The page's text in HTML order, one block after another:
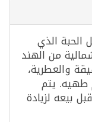
الحبة الذي
من الهند
والعطرية،
طهيه. يتم
بيعه لزيادة